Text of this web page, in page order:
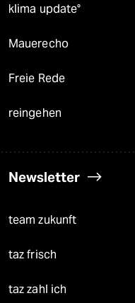
klima update°
Mauerecho
Freie Rede
reingehen
Newsletter
team zukunft
taz frisch
taz zahl ich